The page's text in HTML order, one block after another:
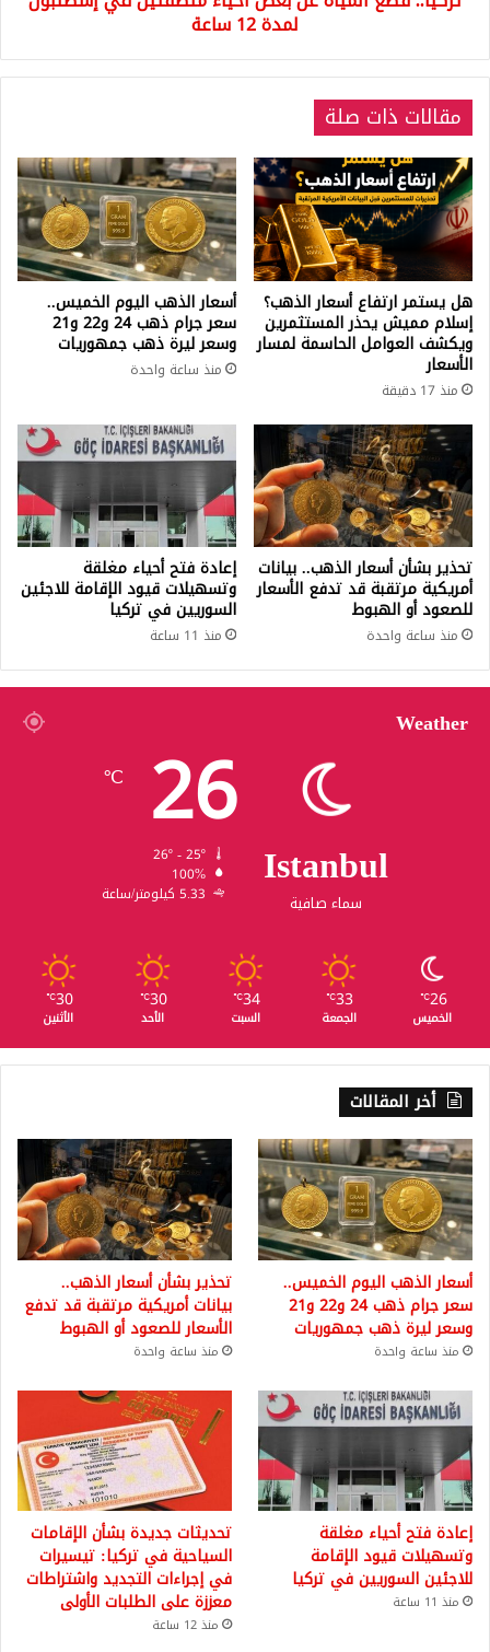
لمدة 12 ساعة
مقالات ذات صلة
هل يستمر ارتفاع أسعار الذهب؟
إسلام مميش يحذر المستثمرين
ويكشف العوامل الحاسمة لمسار
الأسعار
منذ 17 دقيقة
أسعار الذهب اليوم الخميس..
سعر جرام ذهب 24 و22 و21
وسعر ليرة ذهب جمهوريات
منذ ساعة واحدة
تحذير بشأن أسعار الذهب.. بيانات
أمريكية مرتقبة قد تدفع الأسعار
للصعود أو الهبوط
منذ ساعة واحدة
إعادة فتح أحياء مغلقة
وتسهيلات قيود الإقامة للاجئين
السوريين في تركيا
منذ 11 ساعة
Weather
Istanbul
سماء صافية
26
℃
100%
5.33 كيلومتر/ساعة
26
℃
الخميس
33
℃
الجمعة
34
℃
السبت
30
℃
الأحد
30
℃
الأثنين
أخر المقالات
أسعار الذهب اليوم الخميس..
سعر جرام ذهب 24 و22 و21
وسعر ليرة ذهب جمهوريات
منذ ساعة واحدة
تحذير بشأن أسعار الذهب..
بيانات أمريكية مرتقبة قد تدفع
الأسعار للصعود أو الهبوط
منذ ساعة واحدة
إعادة فتح أحياء مغلقة
وتسهيلات قيود الإقامة
للاجئين السوريين في تركيا
منذ 11 ساعة
تحديثات جديدة بشأن الإقامات
السياحية في تركيا: تيسيرات
في إجراءات التجديد واشتراطات
معززة على الطلبات الأولى
منذ 12 ساعة